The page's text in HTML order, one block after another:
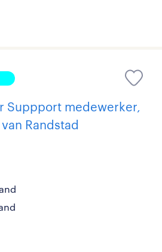
Suppport medewerker,
Randstad